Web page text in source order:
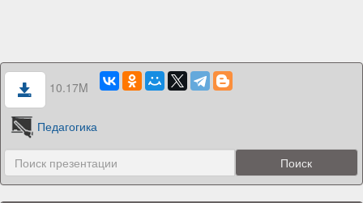
10.17M
Педагогика